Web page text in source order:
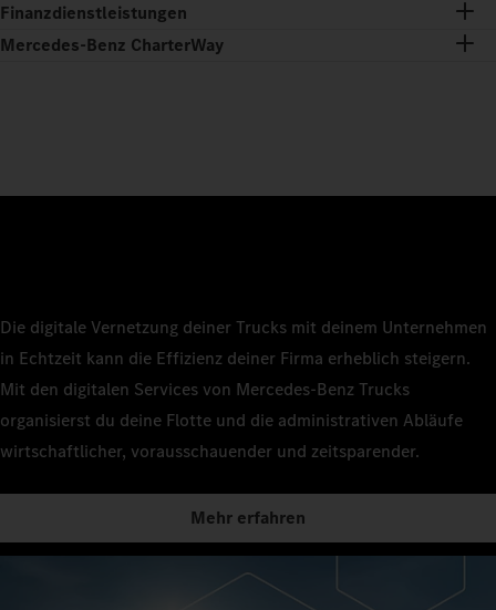
Finanzdienstleistungen
Mercedes-Benz CharterWay
Die digitale Vernetzung deiner Trucks mit deinem Unternehmen
in Echtzeit kann die Effizienz deiner Firma erheblich steigern.
Mit den digitalen Services von Mercedes‑Benz Trucks
organisierst du deine Flotte und die administrativen Abläufe
wirtschaftlicher, vorausschauender und zeitsparender.
Mehr erfahren